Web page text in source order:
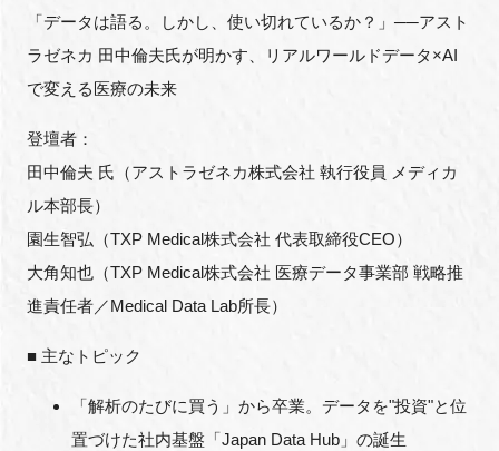
「データは語る。しかし、使い切れているか？」──アスト
ラゼネカ 田中倫夫氏が明かす、リアルワールドデータ×AI
で変える医療の未来
登壇者：
田中倫夫 氏（アストラゼネカ株式会社 執行役員 メディカ
ル本部長）
園生智弘（TXP Medical株式会社 代表取締役CEO）
大角知也（TXP Medical株式会社 医療データ事業部 戦略推
進責任者／Medical Data Lab所長）
■ 主なトピック
「解析のたびに買う」から卒業。データを"投資"と位
置づけた社内基盤「Japan Data Hub」の誕生